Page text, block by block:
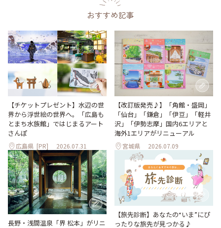
おすすめ記事
【チケットプレゼント】水辺の世
界から浮世絵の世界へ。「広島も
とまち水族館」ではじまるアート
さんぽ
広島県 [PR] 2026.07.31
【改訂版発売♪】「角館・盛岡」
「仙台」「鎌倉」「伊豆」「軽井
沢」「伊勢志摩」国内6エリアと
海外1エリアがリニューアル
宮城県 2026.07.09
長野・浅間温泉「界 松本」がリニ
【旅先診断】あなたの“いま”にぴ
ったりな旅先が見つかる♪